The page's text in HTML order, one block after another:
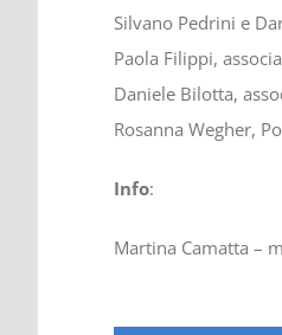
Silvano Pedrini e
Paola Filippi,
Daniele Bilotta,
Rosanna Wegher,
Info:
Martina Camatta –